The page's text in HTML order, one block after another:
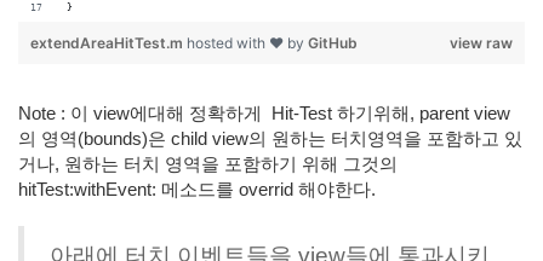
}
view raw
extendAreaHitTest.m hosted with ❤ by GitHub
Note : 이 view에대해 정확하게
Hit-Test 하기위해, parent view
의 영역(bounds)은 child view의 원하는 터치영역을 포함하고 있
거나, 원하는 터치 영역을 포함하기 위해 그것의
hitTest:withEvent: 메소드를 overrid 해야한다.